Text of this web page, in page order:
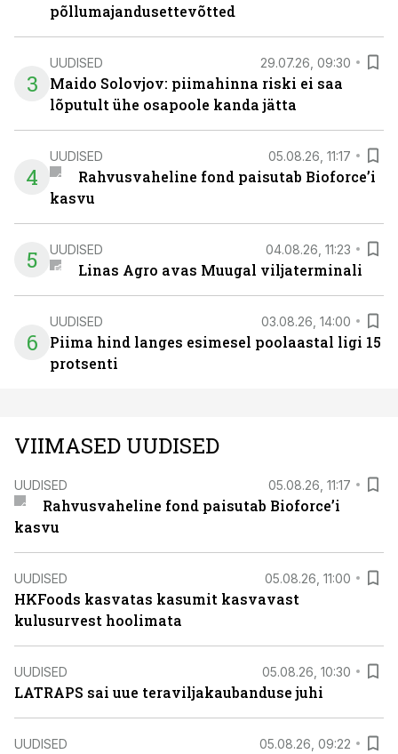
põllumajandusettevõtted
3
UUDISED 29.07.26, 09:30
Maido Solovjov: piimahinna riski ei saa
lõputult ühe osapoole kanda jätta
4
UUDISED 05.08.26, 11:17
Rahvusvaheline fond paisutab Bioforce’i
kasvu
5 UUDISED 04.08.26, 11:23
Linas Agro avas Muugal viljaterminali
6
UUDISED 03.08.26, 14:00
Piima hind langes esimesel poolaastal ligi 15
protsenti
VIIMASED UUDISED
UUDISED 05.08.26, 11:17
Rahvusvaheline fond paisutab Bioforce’i
kasvu
UUDISED 05.08.26, 11:00
HKFoods kasvatas kasumit kasvavast
kulusurvest hoolimata
UUDISED 05.08.26, 10:30
LATRAPS sai uue teraviljakaubanduse juhi
UUDISED 05.08.26, 09:22